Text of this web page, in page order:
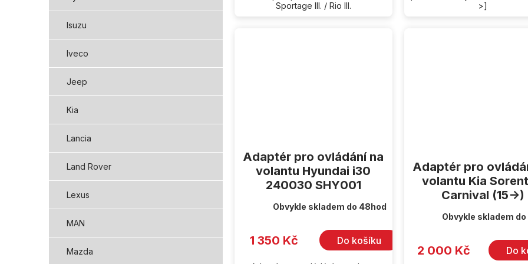
Isuzu
Iveco
Jeep
Kia
Lancia
Land Rover
Lexus
MAN
Mazda
Sportage III. / Rio III.
>]
Adaptér pro ovládání na
volantu Hyundai i30
240030 SHY001
Obvykle skladem do 48hod
1 350 Kč Do košíku
Adaptér pro
volantu Kia
Carnival (15->)
Obvykle skladem
2 000 Kč Do